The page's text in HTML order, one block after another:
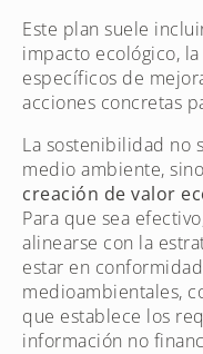
Este plan suele
impacto ecológico,
específicos de
acciones concretas
La sostenibilidad no
medio ambiente,
creación de valor
Para que sea
alinearse con la
estar en
medioambientales,
que establece los
información no